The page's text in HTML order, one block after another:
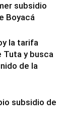
subsidio
Boyacá
la tarifa
Tuta y busca
de la
subsidio de